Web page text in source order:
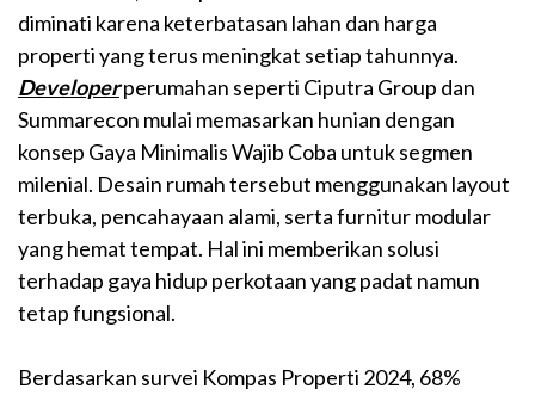
diminati karena keterbatasan lahan dan harga
properti yang terus meningkat setiap tahunnya.
Developerperumahan seperti Ciputra Group dan
Summarecon mulai memasarkan hunian dengan
konsep Gaya Minimalis Wajib Coba untuk segmen
milenial. Desain rumah tersebut menggunakan layout
terbuka, pencahayaan alami, serta furnitur modular
yang hemat tempat. Hal ini memberikan solusi
terhadap gaya hidup perkotaan yang padat namun
tetap fungsional.
Berdasarkan survei Kompas Properti 2024, 68%